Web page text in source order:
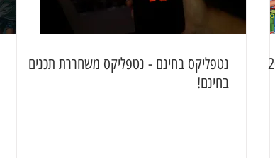
נטפליקס בחינם - נטפליקס משחררת תכנים
בחינם!